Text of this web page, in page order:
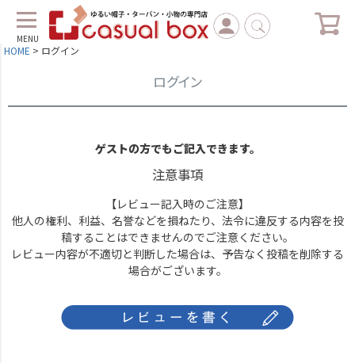
MENU
HOME ログイン
ログイン
ゲストの方でもご記入できます。
注意事項
【レビュー記入時のご注意】
他人の権利、利益、名誉などを損ねたり、法令に違反する内容を投
稿することはできませんのでご注意ください。
レビュー内容が不適切と判断した場合は、予告なく投稿を削除する
場合がございます。